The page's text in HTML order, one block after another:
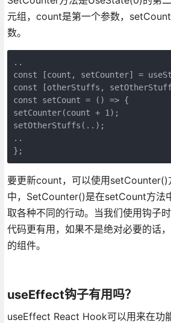
元组，count是第一个参数，
数。
..
const [count, setCounter] =
const [otherStuffs,
const setCount = () => {
setCounter(count + 1);
setOtherStuffs(..);
..
};
要更新count，可以使用setCounter()
中，SetCounter()是在setCount方法
取各种不同的行动。当我们使用钩子
代码更有用，如果不是绝对必要的话
的组件。
useEffect钩子有用吗？
useEffect React Hook可以用来在功